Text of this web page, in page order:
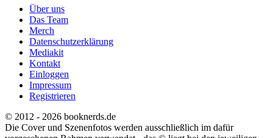
Über uns
Das Team
Merch
Datenschutzerklärung
Mediakit
Kontakt
Einloggen
Impressum
Registrieren
© 2012 - 2026 booknerds.de
Die Cover und Szenenfotos werden ausschließlich im dafür